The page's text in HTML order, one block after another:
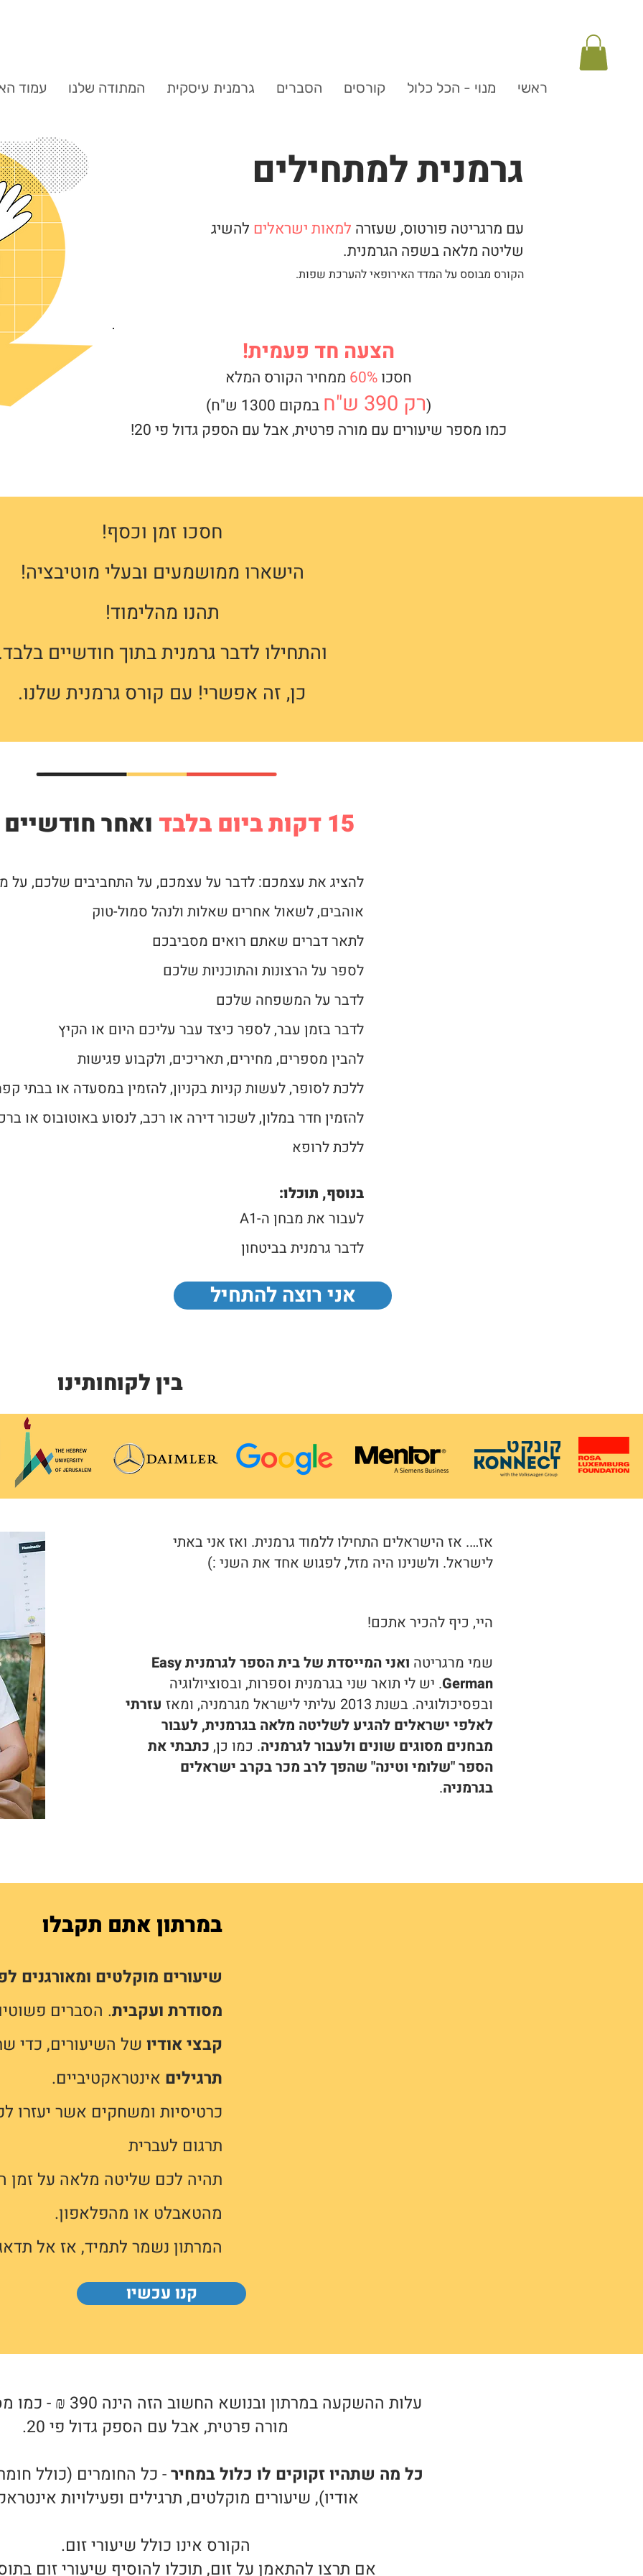
ראשי מנוי - הכל כלול קורסים הסברים גרמנית עיסקית המתודה שלנו עמוד
גרמנית למתחילים
הצעה חד פעמית!
חסכו60% ממחיר הקורס המלא
(רק 390 ש"ח
במקום 1300 ש"ח)
כמו מספר שיעורים עם מורה פרטית, אבל עם הספק גדול פי 20!
עם מרגריטה פורטוס, שעזרה למאות ישראלים להשיג
שליטה מלאה בשפה הגרמנית.
הקורס מבוסס על המדד האירופאי להערכת שפות.
חסכו זמן וכסף!
הישארו ממושמעים ובעלי מוטיבציה!
תהנו מהלימוד!
והתחילו לדבר גרמנית בתוך חודשיים
כן, זה אפשרי! עם קורס גרמנית שלנו.
15 דקות ביום בלבד ואחר חודשיים
להציג את עצמכם: לדבר על עצמכם, על התחביבים שלכם, על
אוהבים, לשאול אחרים שאלות ולנהל סמול-טוק
לתאר דברים שאתם רואים מסביבכם
לספר על הרצונות והתוכניות שלכם
לדבר על המשפחה שלכם
לדבר בזמן עבר, לספר כיצד עבר עליכם היום או הקיץ
להבין מספרים, מחירים, תאריכים, ולקבוע פגישות
ללכת לסופר, לעשות קניות בקניון, להזמין במסעדה או בבתי
להזמין חדר במלון, לשכור דירה או רכב, לנסוע באוטובוס או
ללכת לרופא
בנוסף, תוכלו:
לעבור את מבחן ה-A1
לדבר גרמנית בביטחון
אני רוצה להתחיל
בין לקוחותינו
אז…. אז הישראלים התחילו ללמוד גרמנית. ואז אני באתי
לישראל. ולשנינו היה מזל, לפגוש אחד את השני :)
היי, כיף להכיר אתכם!
שמי מרגריטה
ואני המייסדת של בית הספר לגרמנית Easy
German. יש לי תואר שני בגרמנית וספרות, ובסוציולוגיה
ובפסיכולוגיה. בשנת 2013 עליתי לישראל מגרמניה, ומאז
עזרתי
לאלפי ישראלים להגיע לשליטה מלאה בגרמנית, לעבור
מבחנים מסוגים שונים ולעבור לגרמניה. כמו כן, כתבתי את
הספר "שלומי וטינה" שהפך לרב מכר בקרב ישראלים
בגרמניה.
במרתון אתם תקבלו
קנו עכשיו
שיעורים מוקלטים ומאורגנים
מסודרת ועקבית. הסברים
קבצי אודיו של השיעורים, כדי
תרגילים אינטראקטיביים.
כרטיסיות ומשחקים אשר יעזרו
תרגום לעברית
תהיה לכם שליטה מלאה על זמן
מהטאבלט או מהפלאפון.
המרתון נשמר לתמיד, אז אל
עלות ההשקעה במרתון
מורה פרטית, אבל עם הספק גדול פי 20.
כל מה שתהיו זקוקים לו כלול במחיר- כל החומרים (כולל
אודיו), שיעורים מוקלטים, תרגילים ופעילויות
הקורס אינו כולל שיעורי זום.
אם תרצו להתאמן על זום, תוכלו להוסיף שיעורי זום